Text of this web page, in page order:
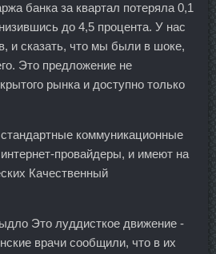
банка за квартал потеряла 0,1
до 4,5 процента. У нас
и сказать, что мы были в шоке,
Это предложение не
рынка и доступно только
коммуникационные
провайдеры, и имеют на
Качественный
Это луддисткое движение -
врачи сообщили, что в их